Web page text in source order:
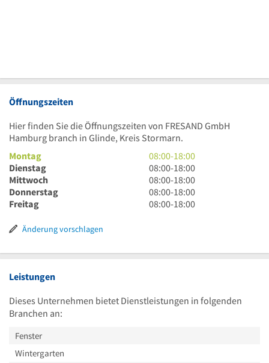
Öffnungszeiten
Hier finden Sie die Öffnungszeiten von FRESAND GmbH
Hamburg branch in Glinde, Kreis Stormarn.
Montag
8
Uhr
bis
18
Uhr
08:00-18:00
Dienstag
8
Uhr
bis
18
08:00-18:00
Mittwoch
8
Uhr
bis
08:00-18:00
Donnerstag
8
Uhr
08:00-18:00
Freitag
8
Uhr
08:00-18:00
Änderung vorschlagen
Leistungen
Dieses Unternehmen bietet Dienstleistungen in folgenden
Branchen an:
Fenster
Wintergarten